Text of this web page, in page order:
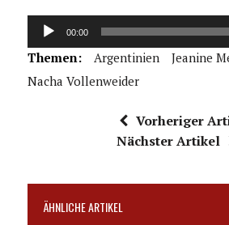
Audio-
Player
00:00
Themen: Argentinien
Jeanine
Nacha Vollenweider
Vorheriger
Nächster Artikel
ÄHNLICHE ARTIKEL